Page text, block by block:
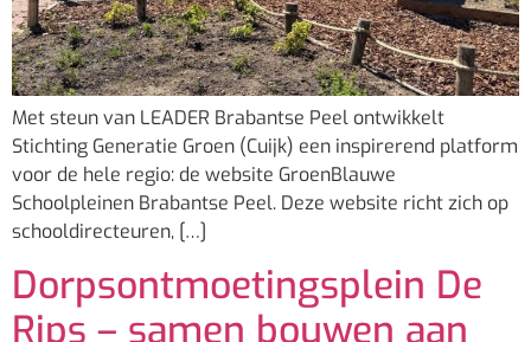
Met steun van LEADER Brabantse Peel ontwikkelt
Stichting Generatie Groen (Cuijk) een inspirerend platform
voor de hele regio: de website GroenBlauwe
Schoolpleinen Brabantse Peel. Deze website richt zich op
schooldirecteuren, […]
Dorpsontmoetingsplein De
Rips – samen bouwen aan